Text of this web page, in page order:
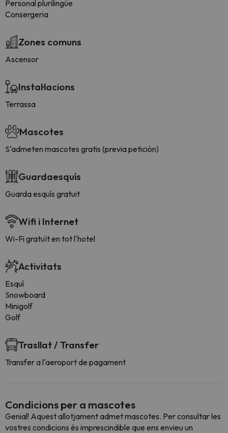
Personal plurilingüe
Consergeria
Zones comuns
Ascensor
Instal·lacions
Terrassa
Mascotes
S'admeten mascotes gratis (previa petición)
Guardaesquís
Guarda esquís gratuit
Wifi i Internet
Wi-Fi gratuït en tot l'hotel
Activitats
Esquí
Snowboard
Minigolf
Golf
Trasllat / Transfer
Transfer a l'aeroport de pagament
Condicions per a mascotes
Genial! Aquest allotjament admet mascotes. Per consultar les
vostres condicions és imprescindible que ens envieu un